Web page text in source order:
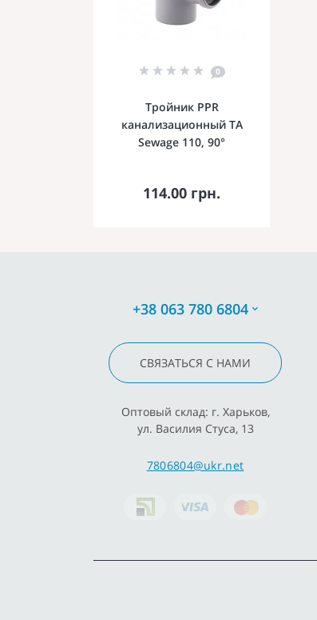
0
Тройник PPR
канализационный TA
Sewage 110, 90°
114.00 грн.
В корзину
+38 063 780 6804
СВЯЗАТЬСЯ С НАМИ
Оптовый склад: г. Харьков,
ул. Василия Стуса, 13
7806804@ukr.net